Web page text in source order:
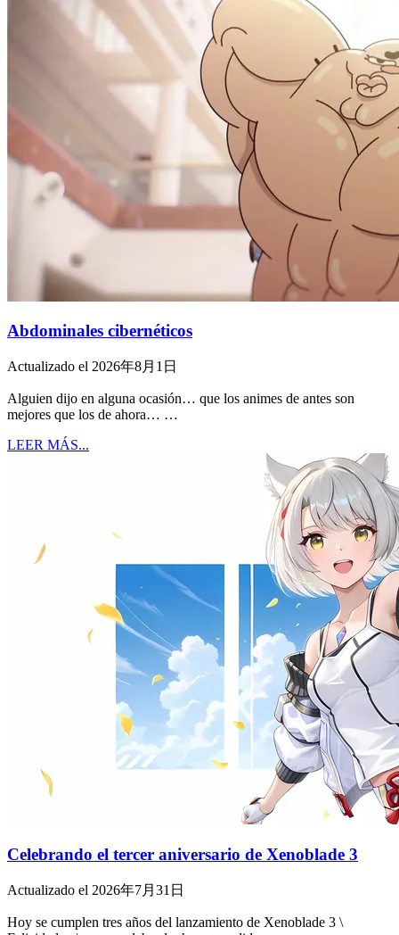
Abdominales cibernéticos
Actualizado el 2026年8月1日
Alguien dijo en alguna ocasión… que los animes de antes son
mejores que los de ahora… …
LEER MÁS...
Celebrando el tercer aniversario de Xenoblade 3
Actualizado el 2026年7月31日
Hoy se cumplen tres años del lanzamiento de Xenoblade 3 \